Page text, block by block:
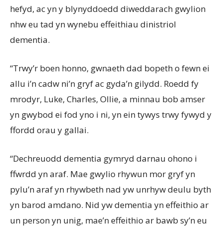
hefyd, ac yn y blynyddoedd diweddarach gwylion
nhw eu tad yn wynebu effeithiau dinistriol
dementia.
“Trwy’r boen honno, gwnaeth dad bopeth o fewn ei
allu i’n cadw ni’n gryf ac gyda’n gilydd. Roedd fy
mrodyr, Luke, Charles, Ollie, a minnau bob amser
yn gwybod ei fod yno i ni, yn ein tywys trwy fywyd y
ffordd orau y gallai.
“Dechreuodd dementia gymryd darnau ohono i
ffwrdd yn araf. Mae gwylio rhywun mor gryf yn
pylu’n araf yn rhywbeth nad yw unrhyw deulu byth
yn barod amdano. Nid yw dementia yn effeithio ar
un person yn unig, mae’n effeithio ar bawb sy’n eu